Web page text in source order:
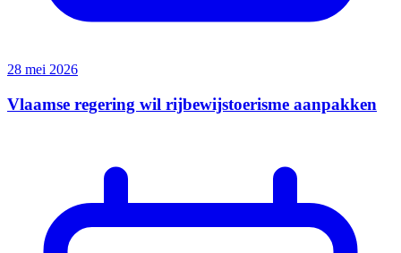
28 mei 2026
Vlaamse regering wil rijbewijstoerisme aanpakken